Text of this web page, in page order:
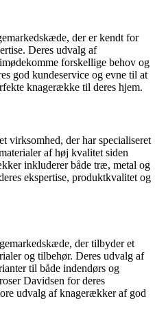
der er kendt for
Deres udvalg af
forskellige behov og
god kundeservice og evne til at
knagerække til deres hjem.
virksomhed, der har specialiseret
af høj kvalitet siden
inkluderer både træ, metal og
ekspertise, produktkvalitet og
der tilbyder et
og tilbehør. Deres udvalg af
til både indendørs og
Davidsen for deres
udvalg af knagerækker af god